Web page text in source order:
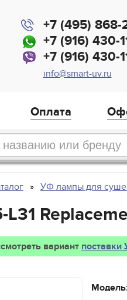
+7 (495) 868-
+7 (916) 430-
+7 (916) 430-
info@smart-uv.ru
Оплата
УФ лампы для
вариант